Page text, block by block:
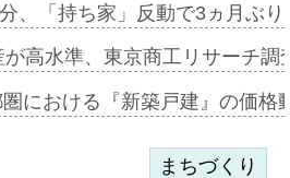
、「持ち家」反動で3ヵ月ぶ
が高水準、東京商工リサーチ
における『新築戸建』の価
まちづくり